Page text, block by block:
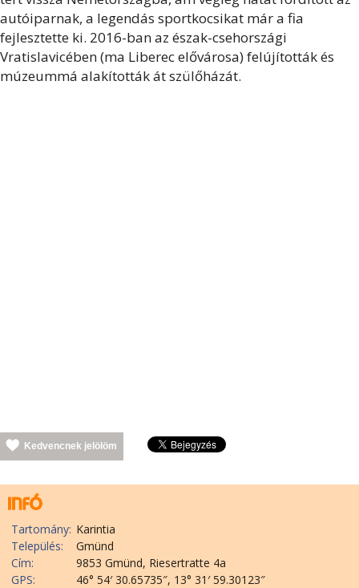
autóiparnak, a legendás sportkocsikat már a fia
fejlesztette ki. 2016-ban az észak-csehországi
Vratislavicében (ma Liberec elővárosa) felújították és
múzeummá alakították át szülőházát.
Kedvencnek jelölöm
Tartomány: Karintia
Település:
Gmünd
Cím:
9853 Gmünd, Riesertratte 4a
GPS:
46° 54′ 30.65735″, 13° 31′ 59.30123″